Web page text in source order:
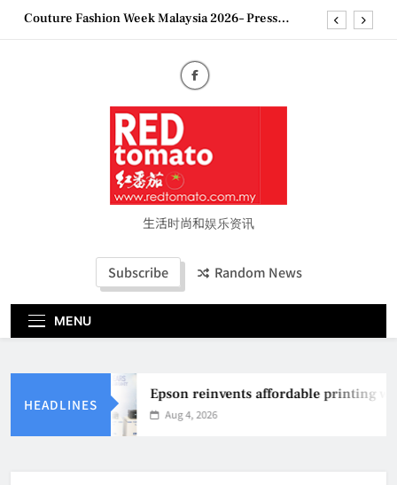
SkipCouture Fashion Week Malaysia 2026– Press
妈妈提供分享剖腹产复原历程的空间
2026 全国房地产大奖创历史纪录 见证马来西亚房
地产经纪行业蓬勃发展
Epson reinvents affordable printing with next-
generation EcoTank Series
Couture Fashion Week Malaysia 2026– Press
“See Her Heal – 1,000 Untold Stories” 为马来西亚
妈妈提供分享剖腹产复原历程的空间
地产经纪行业蓬勃发展
生活时尚和娱乐资讯
Subscribe Random News
MENU
HEADLINES
Epson reinvents affordable printing
Aug 4, 2026